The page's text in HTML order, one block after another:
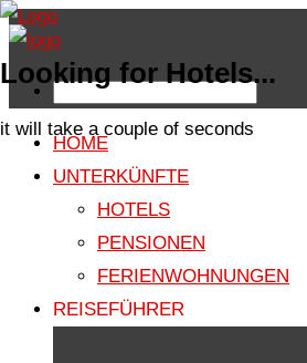
HOME
UNTERKÜNFTE
HOTELS
PENSIONEN
FERIENWOHNUNGEN
REISEFÜHRER
Looking for Hotels...
it will take a couple of seconds